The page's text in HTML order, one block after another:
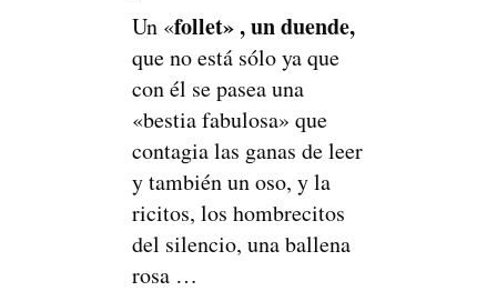
Un «follet» , un duende,
que no está sólo ya que
con él se pasea una
«bestia fabulosa» que
contagia las ganas de leer
y también un oso, y la
ricitos, los hombrecitos
del silencio, una ballena
rosa …